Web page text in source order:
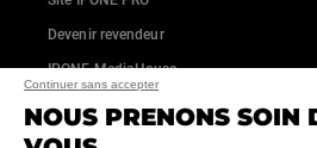
Continuer sans accepter
NOUS PRENONS SOIN
Devenir revendeur
IPONE MediaHouse